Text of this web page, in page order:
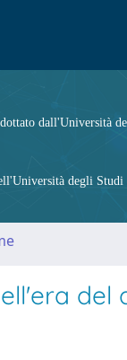
dall'Università
degli
del